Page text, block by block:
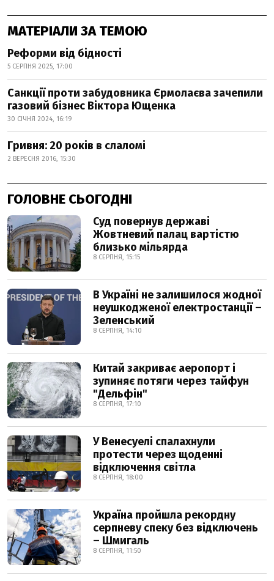
МАТЕРІАЛИ ЗА ТЕМОЮ
Реформи від бідності
5 СЕРПНЯ 2025, 17:00
Санкції проти забудовника Єрмолаєва зачепили
газовий бізнес Віктора Ющенка
30 СІЧНЯ 2024, 16:19
Гривня: 20 років в слаломі
2 ВЕРЕСНЯ 2016, 15:30
ГОЛОВНЕ СЬОГОДНІ
Суд повернув державі
Жовтневий палац вартістю
близько мільярда
8 СЕРПНЯ, 15:15
В Україні не залишилося жодної
неушкодженої електростанції –
Зеленський
8 СЕРПНЯ, 14:10
Китай закриває аеропорт і
зупиняє потяги через тайфун
"Дельфін"
8 СЕРПНЯ, 17:10
У Венесуелі спалахнули
протести через щоденні
відключення світла
8 СЕРПНЯ, 18:00
Україна пройшла рекордну
серпневу спеку без відключень
– Шмигаль
8 СЕРПНЯ, 11:50